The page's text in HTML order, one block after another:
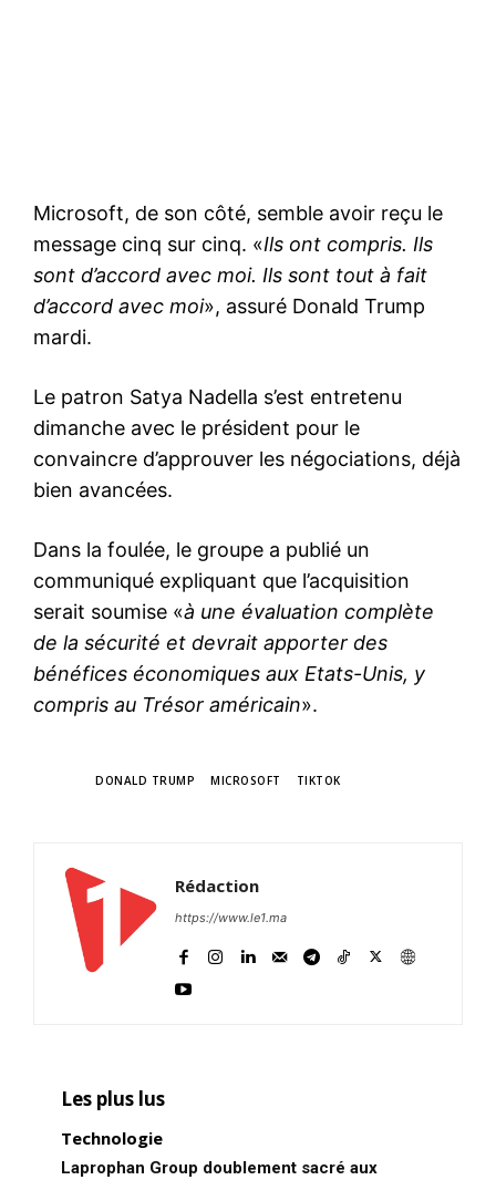
Microsoft, de son côté, semble avoir reçu le
message cinq sur cinq. «Ils ont compris. Ils
sont d’accord avec moi. Ils sont tout à fait
d’accord avec moi», assuré Donald Trump
mardi.
Le patron Satya Nadella s’est entretenu
dimanche avec le président pour le
convaincre d’approuver les négociations, déjà
bien avancées.
Dans la foulée, le groupe a publié un
communiqué expliquant que l’acquisition
serait soumise «à une évaluation complète
de la sécurité et devrait apporter des
bénéfices économiques aux Etats-Unis, y
compris au Trésor américain».
DONALD TRUMP MICROSOFT TIKTOK
Rédaction
https://www.le1.ma
Les plus lus
Technologie
Laprophan Group doublement sacré aux